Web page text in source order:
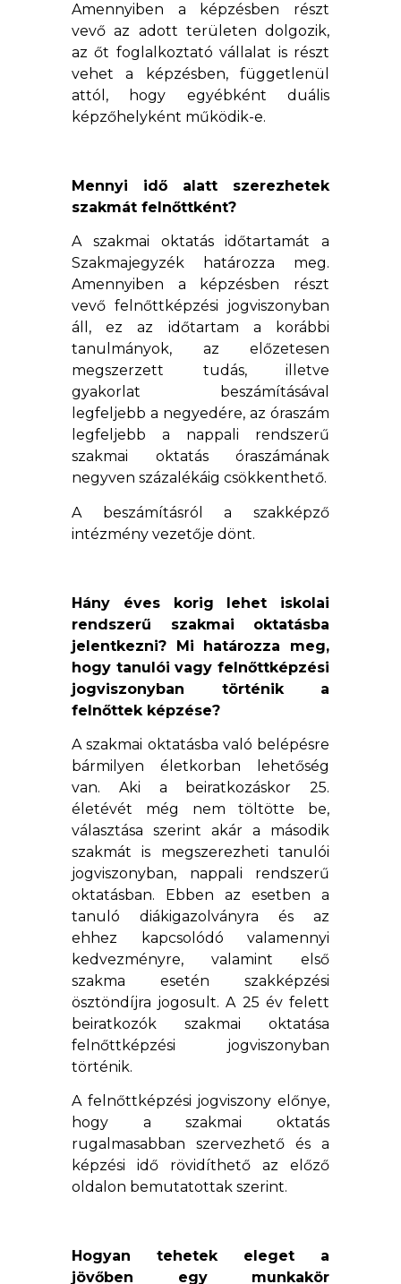
Amennyiben a képzésben részt
vevő az adott területen dolgozik,
az őt foglalkoztató vállalat is részt
vehet a képzésben, függetlenül
attól, hogy egyébként duális
képzőhelyként működik-e.
Mennyi idő alatt szerezhetek
szakmát felnőttként?
A szakmai oktatás időtartamát a
Szakmajegyzék határozza meg.
Amennyiben a képzésben részt
vevő felnőttképzési jogviszonyban
áll, ez az időtartam a korábbi
tanulmányok, az előzetesen
megszerzett tudás, illetve
gyakorlat beszámításával
legfeljebb a negyedére, az óraszám
legfeljebb a nappali rendszerű
szakmai oktatás óraszámának
negyven százalékáig csökkenthető.
A beszámításról a szakképző
intézmény vezetője dönt.
Hány éves korig lehet iskolai
rendszerű szakmai oktatásba
jelentkezni? Mi határozza meg,
hogy tanulói vagy felnőttképzési
jogviszonyban történik a
felnőttek képzése?
A szakmai oktatásba való belépésre
bármilyen életkorban lehetőség
van. Aki a beiratkozáskor 25.
életévét még nem töltötte be,
választása szerint akár a második
szakmát is megszerezheti tanulói
jogviszonyban, nappali rendszerű
oktatásban. Ebben az esetben a
tanuló diákigazolványra és az
ehhez kapcsolódó valamennyi
kedvezményre, valamint első
szakma esetén szakképzési
ösztöndíjra jogosult. A 25 év felett
beiratkozók szakmai oktatása
felnőttképzési jogviszonyban
történik.
A felnőttképzési jogviszony előnye,
hogy a szakmai oktatás
rugalmasabban szervezhető és a
képzési idő rövidíthető az előző
oldalon bemutatottak szerint.
Hogyan tehetek eleget a
jövőben egy munkakör